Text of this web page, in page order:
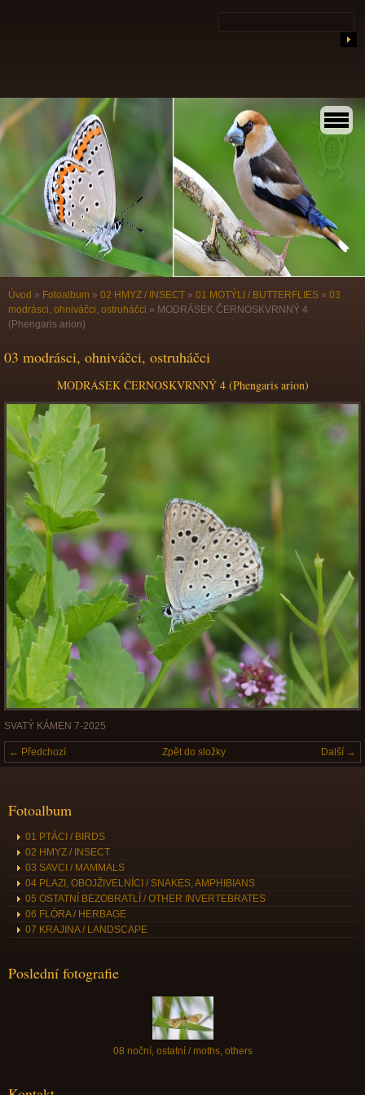
Úvod » Fotoalbum » 02 HMYZ / INSECT » 01 MOTÝLI / BUTTERFLIES » 03
modrásci, ohniváčci, ostruháčci » MODRÁSEK ČERNOSKVRNNÝ 4
(Phengaris arion)
03 modrásci, ohniváčci, ostruháčci
MODRÁSEK ČERNOSKVRNNÝ 4 (Phengaris arion)
SVATÝ KÁMEN 7-2025
← Předchozí Další →
Zpět do složky
Fotoalbum
01 PTÁCI / BIRDS
02 HMYZ / INSECT
03 SAVCI / MAMMALS
04 PLAZI, OBOJŽIVELNÍCI / SNAKES, AMPHIBIANS
05 OSTATNÍ BEZOBRATLÍ / OTHER INVERTEBRATES
06 FLÓRA / HERBAGE
07 KRAJINA / LANDSCAPE
Poslední fotografie
08 noční, ostatní / moths, others